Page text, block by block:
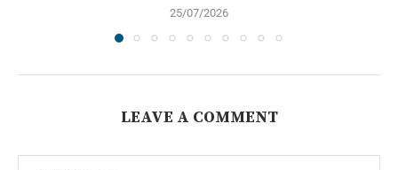
25/07/2026
LEAVE A COMMENT